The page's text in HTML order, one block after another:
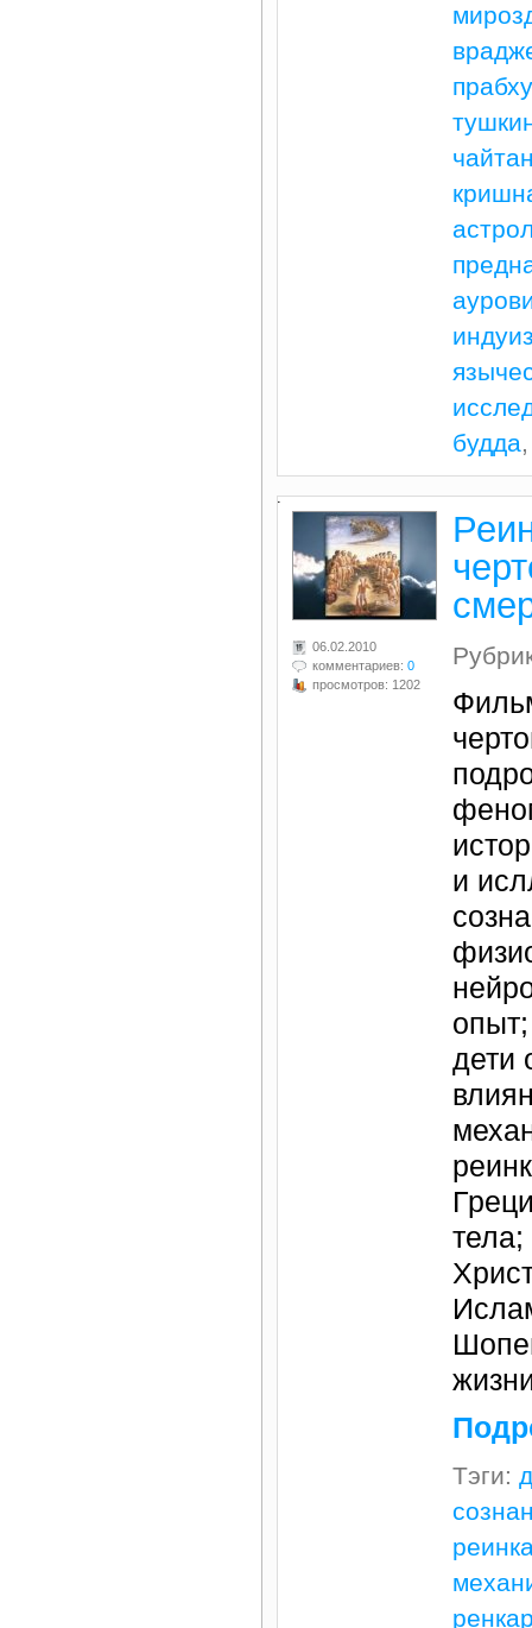
будда
.
06.02.2010
комментариев: 0
просмотров: 1202
и
дети
Тэги: